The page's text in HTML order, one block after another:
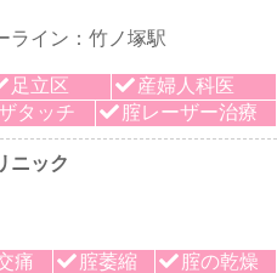
ライン：竹ノ塚駅
足立区
産婦人科医
タッチ 腟レーザー治療
ニック
痛 腟萎縮
腟の乾燥